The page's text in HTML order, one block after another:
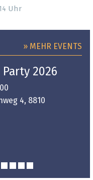
Uhr
» MEHR EVENTS
2026
4, 8810